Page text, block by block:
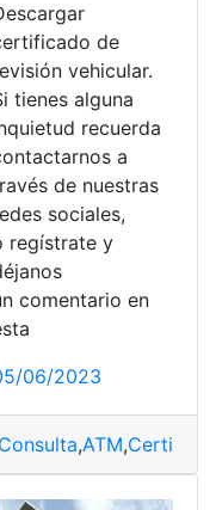
de
vehicular.
tienes alguna
recuerda
a
de nuestras
sociales,
regístrate y
comentario en
06/2023
Consulta,ATM,